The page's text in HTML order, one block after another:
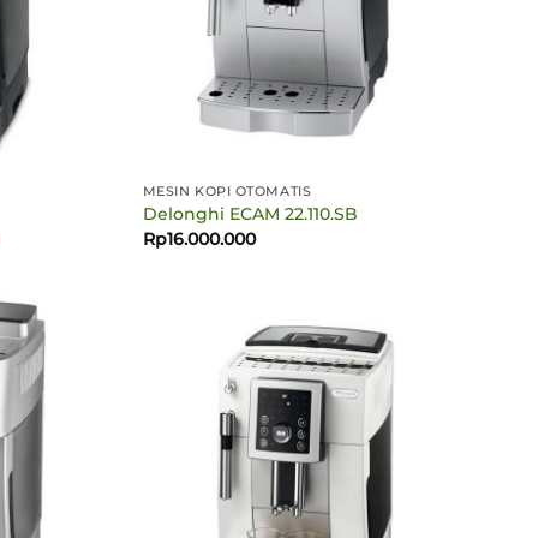
MESIN KOPI OTOMATIS
Delonghi ECAM 22.110.SB
Rp16.000.000